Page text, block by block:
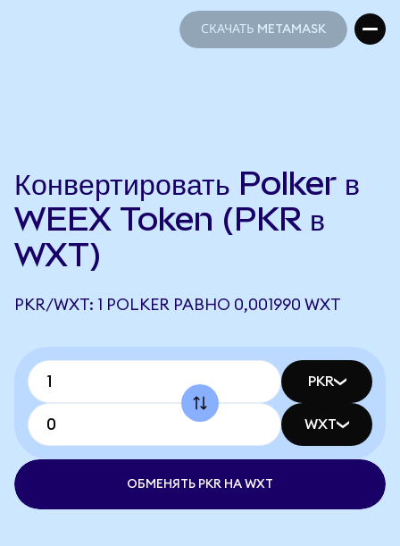
СКАЧАТЬ METAMASK
Конвертировать Polker в
WEEX Token (PKR в
WXT)
PKR/WXT: 1 POLKER РАВНО 0,001990 WXT
PKR
WXT
ОБМЕНЯТЬ PKR НА WXT